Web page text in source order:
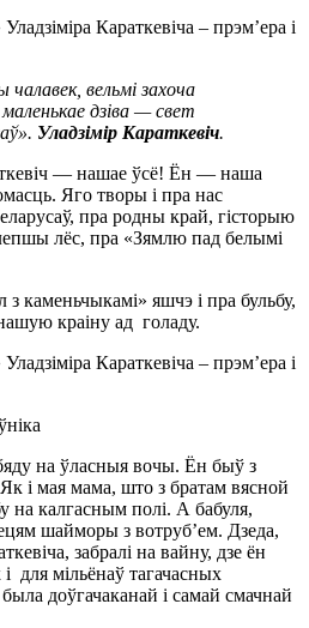
вельмі захоча
маленькае дзіва — свет
Уладзімір Караткевіч.
— нашае ўсё! Ён — наша
Яго творы і пра нас
пра родны край, гісторыю
лёс, пра «Зямлю пад белымі
з каменьчыкамі» яшчэ і пра бульбу,
краіну ад голаду.
на ўласныя вочы. Ён быў з
і мая мама, што з братам вясной
на калгасным полі. А бабуля,
шайморы з вотруб’ем. Дзеда,
забралі на вайну, дзе ён
для мільёнаў тагачасных
доўгачаканай і самай смачнай